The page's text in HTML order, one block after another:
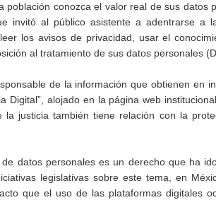
población conozca el valor real de sus datos
invitó al público asistente a adentrarse a
los avisos de privacidad, usar el
al tratamiento de sus datos personales
de la información que obtienen en
Digital”, alojado en la página web
justicia también tiene relación con la
datos personales es un derecho que ha
legislativas sobre este tema, en
que el uso de las plataformas digitales